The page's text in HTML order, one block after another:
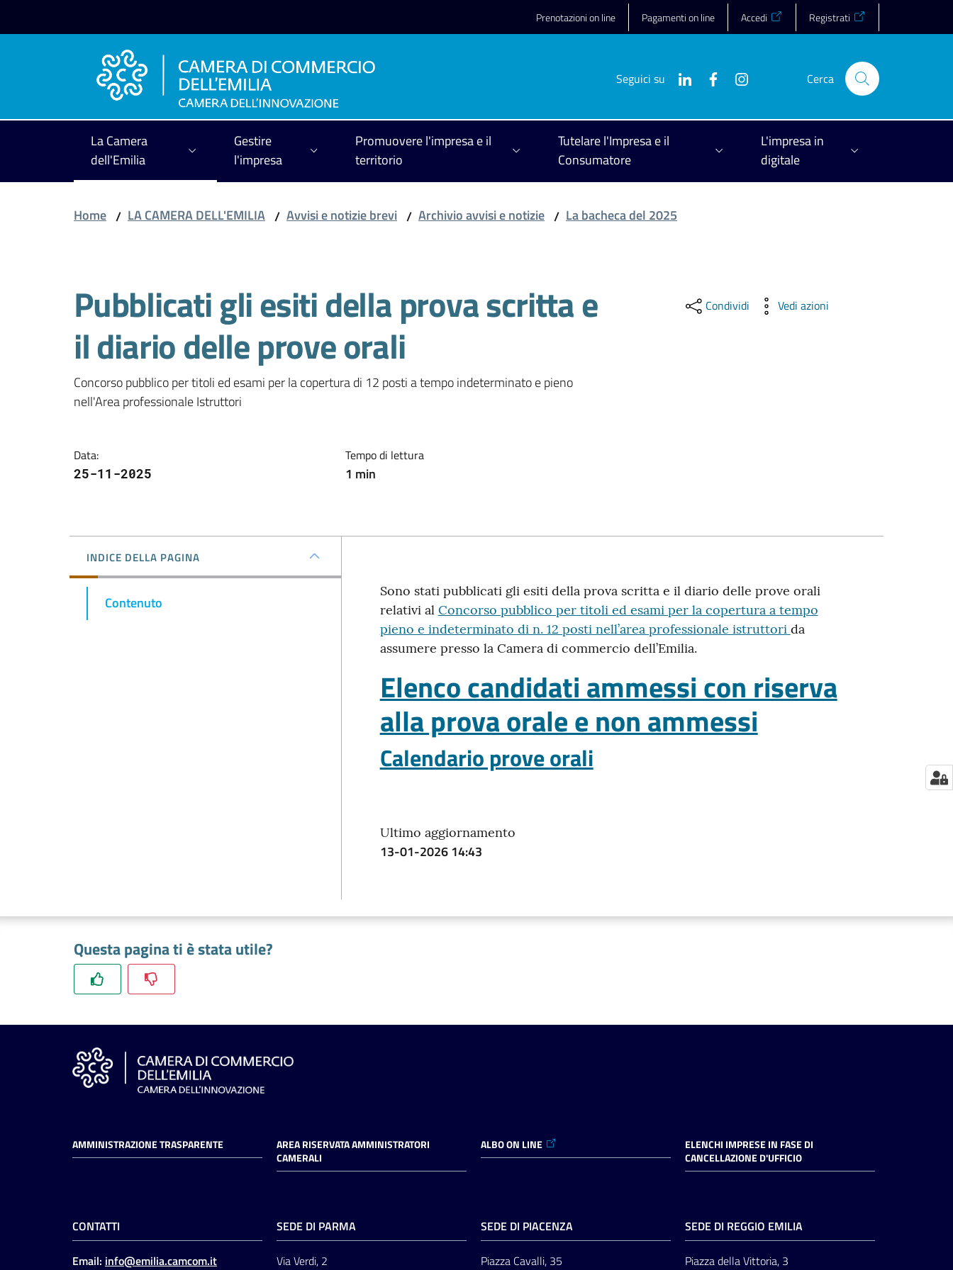
Prenotazioni on line Pagamenti on line Accedi Registrati
Seguici su Cerca
La Camera
dell'Emilia
Gestire
l'impresa
Promuovere l'impresa e il
territorio
Tutelare l'Impresa e il
Consumatore
L'impresa in
digitale
Home / LA CAMERA DELL'EMILIA / Avvisi e notizie brevi / Archivio avvisi e notizie / La bacheca del 2025
Pubblicati gli esiti della prova scritta e
il diario delle prove orali
Concorso pubblico per titoli ed esami per la copertura di 12 posti a tempo indeterminato e pieno
nell'Area professionale Istruttori
Data:
25-11-2025
Tempo di lettura
1 min
Condividi Vedi azioni
INDICE DELLA PAGINA
Contenuto
Sono stati pubblicati gli esiti della prova scritta e il diario delle prove orali
relativi al Concorso pubblico per titoli ed esami per la copertura a tempo
pieno e indeterminato di n. 12 posti nell’area professionale istruttori da
assumere presso la Camera di commercio dell’Emilia.
Elenco candidati ammessi con riserva
alla prova orale e non ammessi
Calendario prove orali
Ultimo aggiornamento
13-01-2026 14:43
Questa pagina ti è stata utile?
AMMINISTRAZIONE TRASPARENTE
AREA RISERVATA AMMINISTRATORI
CAMERALI
ALBO ON LINE
ELENCHI IMPRESE IN FASE DI
CANCELLAZIONE D'UFFICIO
CONTATTI
Email: info@emilia.camcom.it
SEDE DI PARMA
Via Verdi, 2
SEDE DI PIACENZA
Piazza Cavalli, 35
SEDE DI REGGIO EMILIA
Piazza della Vittoria, 3